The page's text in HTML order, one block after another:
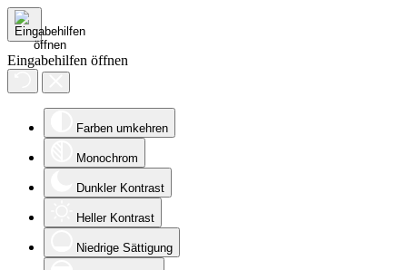
Eingabehilfen öffnen
Farben umkehren
Monochrom
Dunkler Kontrast
Heller Kontrast
Niedrige Sättigung